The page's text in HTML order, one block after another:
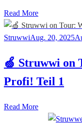
Read More
StruwwiAug. 20, 2025
🍏 Struwwi on
Profi! Teil 1
Read More